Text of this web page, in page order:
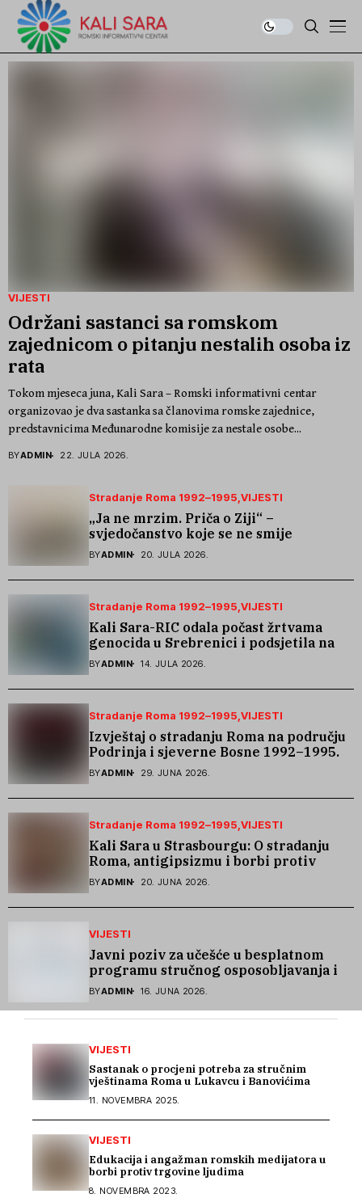
VIJESTI
Održani sastanci sa romskom
zajednicom o pitanju nestalih osoba iz
rata
Tokom mjeseca juna, Kali Sara – Romski informativni centar
organizovao je dva sastanka sa članovima romske zajednice,
predstavnicima Međunarodne komisije za nestale osobe...
BYADMIN 22. JULA 2026.
Stradanje Roma 1992–1995 VIJESTI
„Ja ne mrzim. Priča o Ziji“ –
svjedočanstvo koje se ne smije
zaboraviti
BYADMIN 20. JULA 2026.
Stradanje Roma 1992–1995 VIJESTI
Kali Sara-RIC odala počast žrtvama
genocida u Srebrenici i podsjetila na
stradanje Roma iz Skočića
BYADMIN 14. JULA 2026.
Stradanje Roma 1992–1995 VIJESTI
Izvještaj o stradanju Roma na području
Podrinja i sjeverne Bosne 1992–1995.
godine
BYADMIN 29. JUNA 2026.
Stradanje Roma 1992–1995 VIJESTI
Kali Sara u Strasbourgu: O stradanju
Roma, antigipsizmu i borbi protiv
govora mržnje
BYADMIN 20. JUNA 2026.
VIJESTI
Javni poziv za učešće u besplatnom
programu stručnog osposobljavanja i
podrške pri zapošljavanju
BYADMIN 16. JUNA 2026.
VIJESTI
Sastanak o procjeni potreba za stručnim
vještinama Roma u Lukavcu i Banovićima
11. NOVEMBRA 2025.
VIJESTI
Edukacija i angažman romskih medijatora u
borbi protiv trgovine ljudima
8. NOVEMBRA 2023.